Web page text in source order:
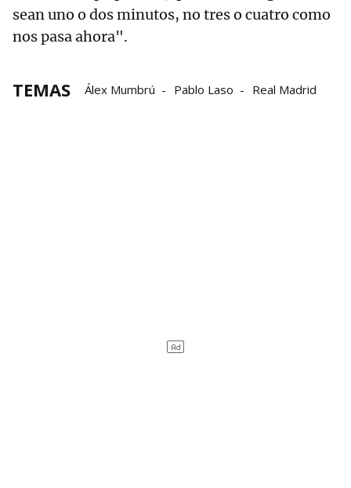
sean uno o dos minutos, no tres o cuatro como
nos pasa ahora".
TEMAS Álex Mumbrú Pablo Laso Real Madrid